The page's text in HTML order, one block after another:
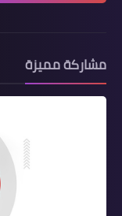
مشاركة مميزة